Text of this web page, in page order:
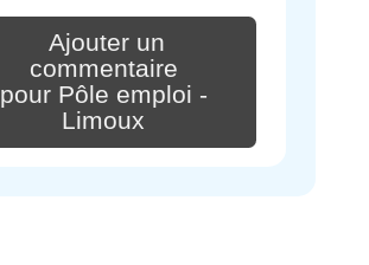
Ajouter un
commentaire
pour Pôle emploi -
Limoux